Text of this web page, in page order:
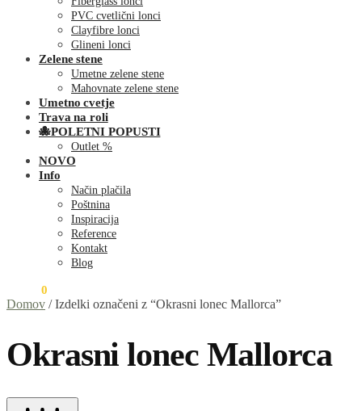
PVC cvetlični lonci
Clayfibre lonci
Glineni lonci
Zelene stene
Umetne zelene stene
Mahovnate zelene stene
Umetno cvetje
Trava na roli
🐙POLETNI POPUSTI
Outlet %
NOVO
Info
Način plačila
Poštnina
Inspiracija
Reference
Kontakt
Blog
0
Domov /Izdelki označeni z “Okrasni lonec Mallorca”
Okrasni lonec Mallorca